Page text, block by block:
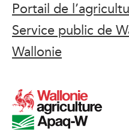
Portail de
Service public de
Wallonie